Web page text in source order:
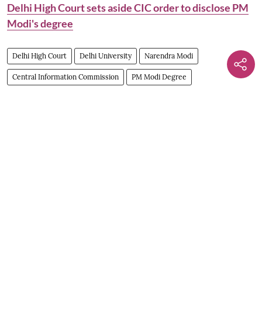
Delhi High Court sets aside CIC order to disclose PM
Modi's degree
Delhi High Court Delhi University Narendra Modi
Central Information Commission PM Modi Degree